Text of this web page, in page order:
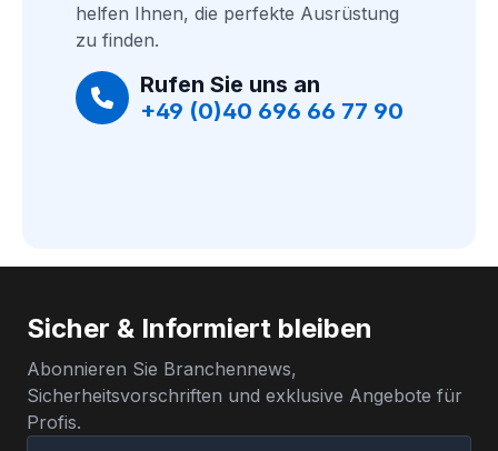
helfen Ihnen, die perfekte Ausrüstung
zu finden.
Rufen Sie uns an
+49 (0)40 696 66 77 90
Sicher & Informiert bleiben
Abonnieren Sie Branchennews,
Sicherheitsvorschriften und exklusive Angebote für
Profis.